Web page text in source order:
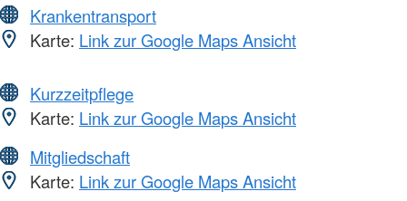
Krankentransport
Karte: Link zur Google Maps Ansicht
Kurzzeitpflege
Karte: Link zur Google Maps Ansicht
Mitgliedschaft
Karte: Link zur Google Maps Ansicht